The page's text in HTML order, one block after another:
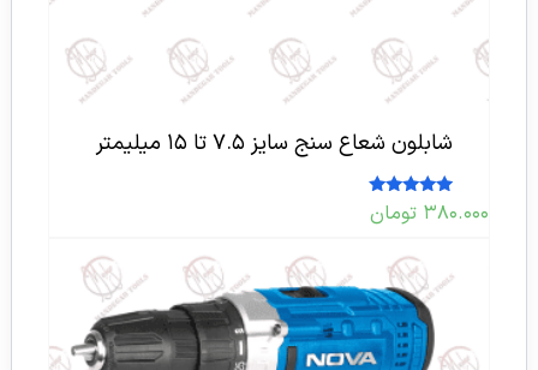
شابلون شعاع سنج سایز ۷.۵ تا ۱۵ میلیمتر
امتیاز
5.00
۳۸۰.۰۰۰ تومان